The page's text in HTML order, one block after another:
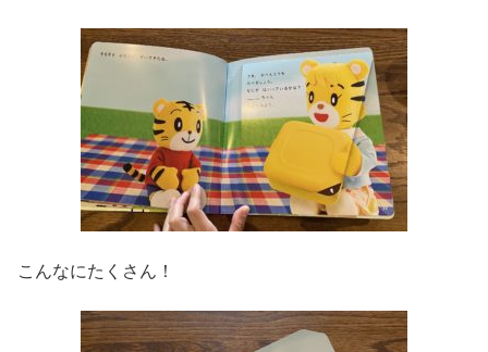
こんなにたくさん！